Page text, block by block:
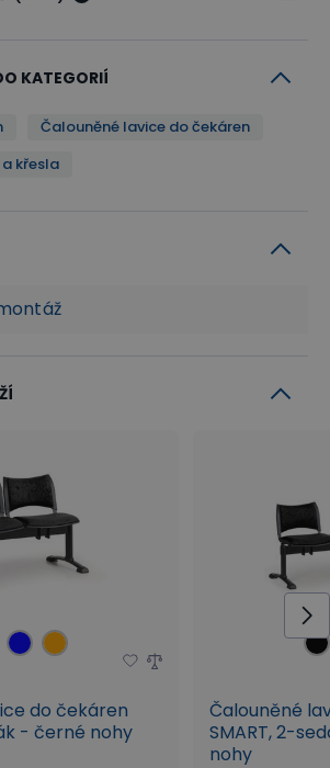
KATEGORIÍ
Čalouněné lavice do čekáren
křesla
do čekáren
- černé nohy
Čalouněné
SMART, 2-
nohy